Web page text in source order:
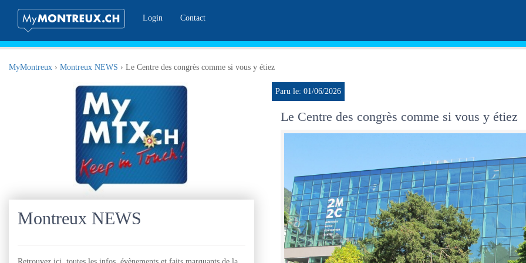
Login
Contact
MyMontreux › Montreux NEWS › Le Centre des congrès comme si vous y étiez
Montreux NEWS
Paru le: 01/06/2026
Le Centre des congrès comme si vous y étiez